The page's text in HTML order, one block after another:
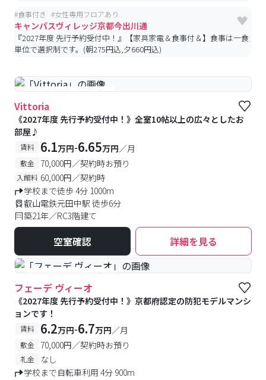
#食事付き #女性専用フロアあり
キャンパスヴィレッジ京都今出川通
『2027年度 先行予約受付中！』【家具家電＆食事付＆】食事は一食
単位で選択制です。(朝275円込,夕660円込)
#予約受付中 #空室待ち
Vittoria
《2027年度 先行予約受付中！》全室10帖以上の広々としたお
部屋♪
賃料 6.1万円-6.65万円／月
敷金 70,000円／契約時お預り
入館料 60,000円／契約時
学校まで徒歩 4分 1000m
叡山電鉄元田中駅 徒歩6分
築21年／RC3階建て
空室確認 詳細を見る
#予約受付中 #空室待ち
フェーデ ヴィーオ
《2027年度 先行予約受付中！》京都府認定の防犯モデルマンシ
ョンです！
賃料 6.2万円-6.7万円／月
敷金 70,000円／契約時お預り
礼金
なし
学校まで自転車利用 4分 900m